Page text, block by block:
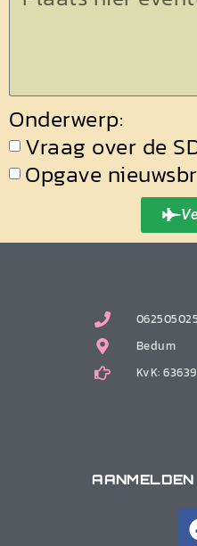
Onderwerp:
Vraag over de
Opgave
Bedum
KvK:
AANMELDEN